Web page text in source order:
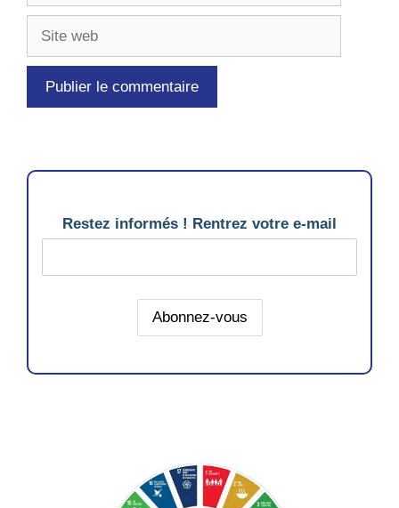
Restez informés ! Rentrez votre e-mail